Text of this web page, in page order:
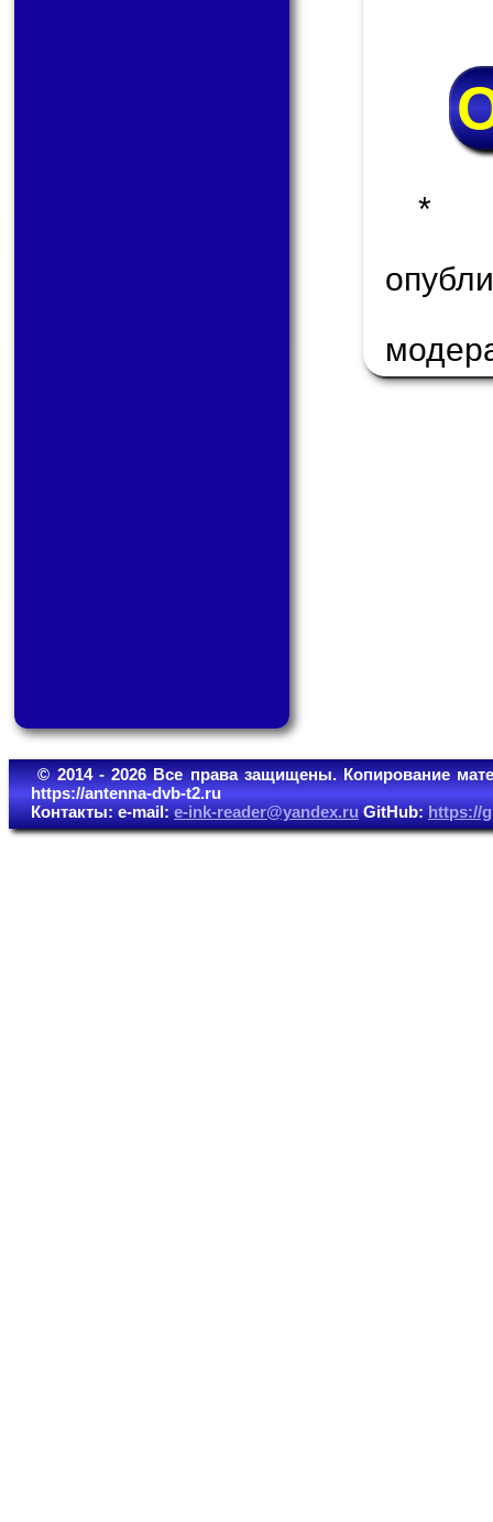
*
© 2014 - 2026 Все права защищены. Копирование
https://antenna-dvb-t2.ru
Контакты: e-mail:e-ink-reader@yandex.ruGitHub:https://